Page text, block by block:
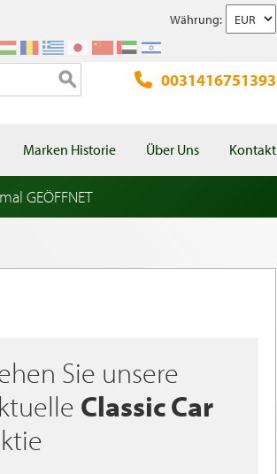
Währung:
0031416751393
Marken Historie Über Uns Kontakt
GEÖFFNET
Sie unsere
Classic Car